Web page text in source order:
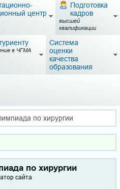
центр
Подготовка
кадров
высшей
квалификации
в ЧГМА
Система
оценки
качества
образования
по хирургии
по хирургии
сайта